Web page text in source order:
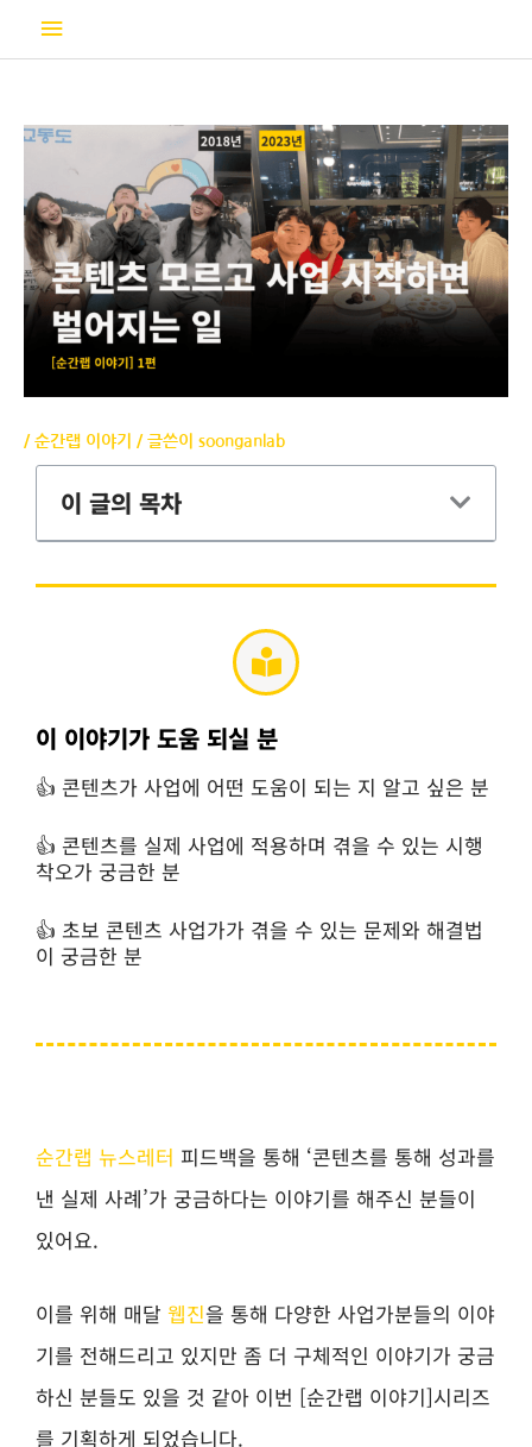
츠
메
메
/ 순간랩 이야기 / 글쓴이 soonganlab
이 글의 목차
이 이야기가 도움 되실 분
👍 콘텐츠가 사업에 어떤 도움이 되는 지 알고 싶은 분
👍 콘텐츠를 실제 사업에 적용하며 겪을 수 있는 시행
착오가 궁금한 분
👍 초보 콘텐츠 사업가가 겪을 수 있는 문제와 해결법
이 궁금한 분
순간랩 뉴스레터 피드백을 통해 ‘콘텐츠를 통해 성과를
낸 실제 사례’가 궁금하다는 이야기를 해주신 분들이
있어요.
이를 위해 매달 웹진을 통해 다양한 사업가분들의 이야
기를 전해드리고 있지만 좀 더 구체적인 이야기가 궁금
하신 분들도 있을 것 같아 이번 [순간랩 이야기]시리즈
를 기획하게 되었습니다.